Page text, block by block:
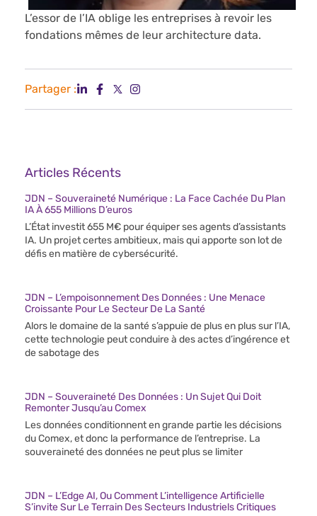
L’essor de l’IA oblige les entreprises à revoir les
fondations mêmes de leur architecture data.
Partager :
Articles Récents
JDN – Souveraineté Numérique : La Face Cachée Du Plan
IA À 655 Millions D’euros
L’État investit 655 M€ pour équiper ses agents d’assistants
IA. Un projet certes ambitieux, mais qui apporte son lot de
défis en matière de cybersécurité.
JDN – L’empoisonnement Des Données : Une Menace
Croissante Pour Le Secteur De La Santé
Alors le domaine de la santé s’appuie de plus en plus sur l’IA,
cette technologie peut conduire à des actes d’ingérence et
de sabotage des
JDN – Souveraineté Des Données : Un Sujet Qui Doit
Remonter Jusqu’au Comex
Les données conditionnent en grande partie les décisions
du Comex, et donc la performance de l’entreprise. La
souveraineté des données ne peut plus se limiter
JDN – L’Edge AI, Ou Comment L’intelligence Artificielle
S’invite Sur Le Terrain Des Secteurs Industriels Critiques